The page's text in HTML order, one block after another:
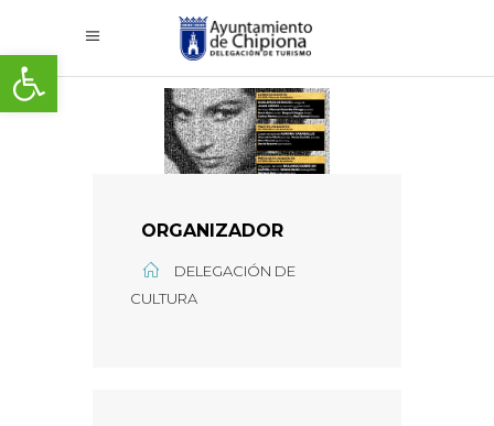
Abrir barra de herramientas
ORGANIZADOR
DELEGACIÓN DE
CULTURA